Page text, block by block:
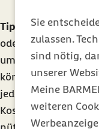
Sie
zulassen.
sind nötig,
unserer
Meine
weiteren
Tipp : Im
oder App erhalten
um Zahnersatz
können Sie den
jeden Schritt
Kostentransparenz